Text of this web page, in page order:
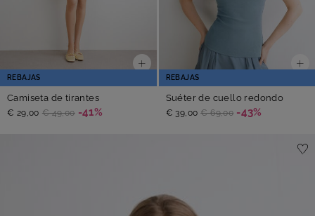
REBAJAS
Camiseta de tirantes
€ 29,00 € 49,00 -41%
REBAJAS
Suéter de cuello redondo
€ 39,00 € 69,00 -43%